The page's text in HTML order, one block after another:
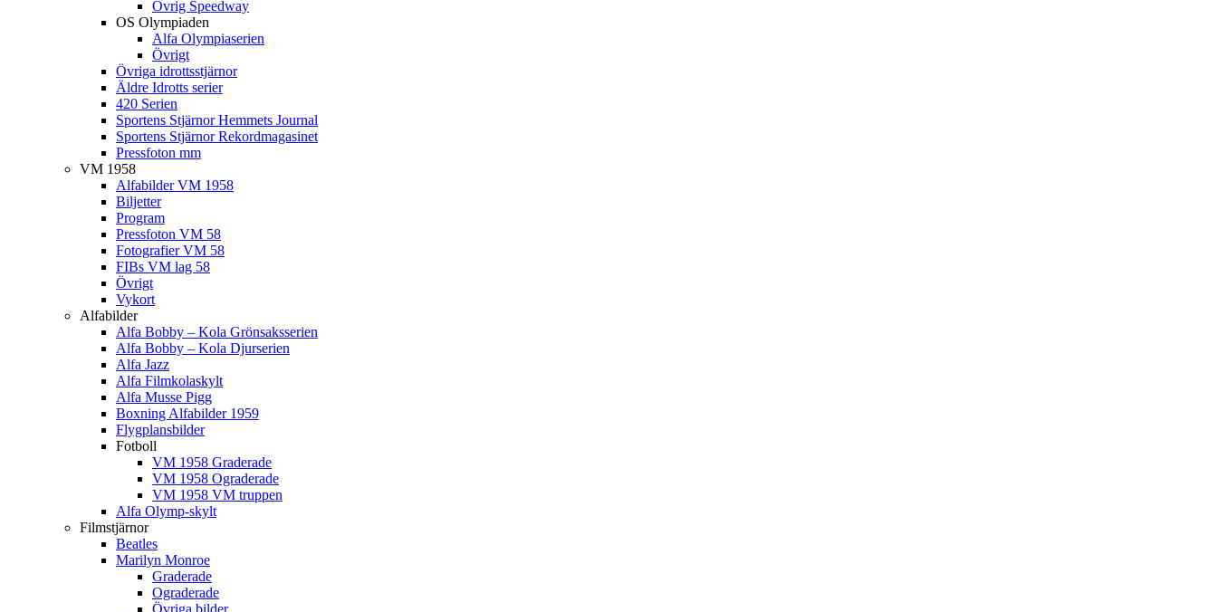
Övrig Speedway
OS Olympiaden
Alfa Olympiaserien
Övrigt
Övriga idrottsstjärnor
Äldre Idrotts serier
420 Serien
Sportens Stjärnor Hemmets Journal
Sportens Stjärnor Rekordmagasinet
Pressfoton mm
VM 1958
Alfabilder VM 1958
Biljetter
Program
Pressfoton VM 58
Fotografier VM 58
FIBs VM lag 58
Övrigt
Vykort
Alfabilder
Alfa Bobby – Kola Grönsaksserien
Alfa Bobby – Kola Djurserien
Alfa Jazz
Alfa Filmkolaskylt
Alfa Musse Pigg
Boxning Alfabilder 1959
Flygplansbilder
Fotboll
VM 1958 Graderade
VM 1958 Ograderade
VM 1958 VM truppen
Alfa Olymp-skylt
Filmstjärnor
Beatles
Marilyn Monroe
Graderade
Ograderade
Övriga bilder